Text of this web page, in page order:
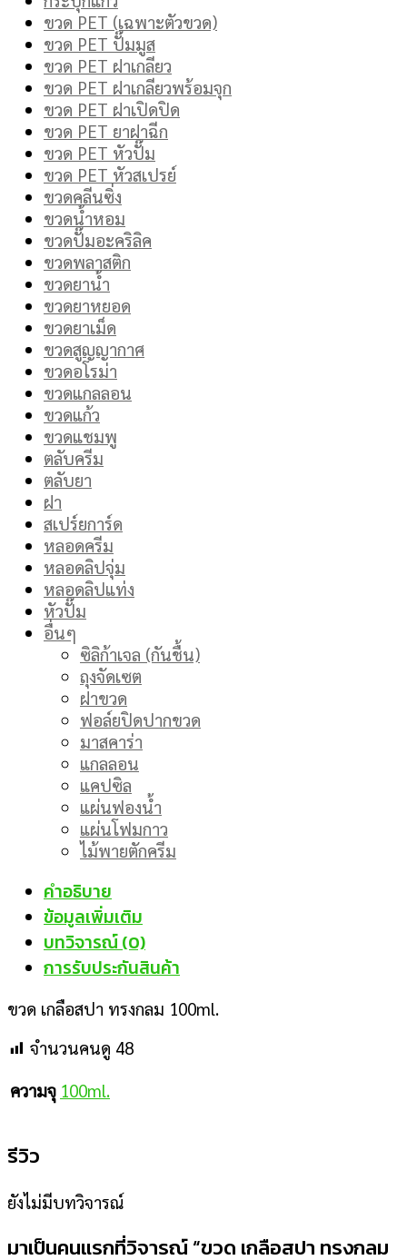
ขวด PET (เฉพาะตัวขวด)
ขวด PET ปั๊มมูส
ขวด PET ฝาเกลียว
ขวด PET ฝาเกลียวพร้อมจุก
ขวด PET ฝาเปิดปิด
ขวด PET ยาฝาฉีก
ขวด PET หัวปั๊ม
ขวด PET หัวสเปรย์
ขวดคลีนซิ่ง
ขวดน้ำหอม
ขวดปั๊มอะคริลิค
ขวดพลาสติก
ขวดยาน้ำ
ขวดยาหยอด
ขวดยาเม็ด
ขวดสูญญากาศ
ขวดอโรม่า
ขวดแกลลอน
ขวดแก้ว
ขวดแชมพู
ตลับครีม
ตลับยา
ฝา
สเปร์ยการ์ด
หลอดครีม
หลอดลิปจุ่ม
หลอดลิปแท่ง
หัวปั๊ม
อื่นๆ
ซิลิก้าเจล (กันชื้น)
ถุงจัดเซต
ฝาขวด
ฟอล์ยปิดปากขวด
มาสคาร่า
แกลลอน
แคปซิล
แผ่นฟองน้ำ
แผ่นโฟมกาว
ไม้พายตักครีม
คำอธิบาย
ข้อมูลเพิ่มเติม
บทวิจารณ์ (0)
การรับประกันสินค้า
ขวด เกลือสปา ทรงกลม 100ml.
จำนวนคนดู 48
ความจุ 100ml.
รีวิว
ยังไม่มีบทวิจารณ์
มาเป็นคนแรกที่วิจารณ์ “ขวด เกลือสปา ทรงกลม